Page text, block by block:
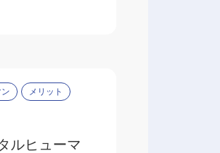
メリット
ルヒューマ